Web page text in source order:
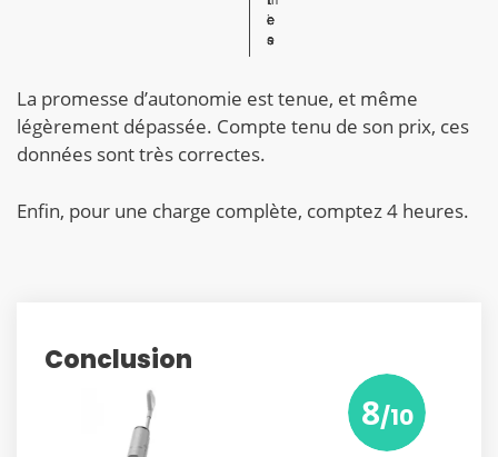
i
e
e
s
e
s
e
s
e
s
La promesse d’autonomie est tenue, et même
légèrement dépassée. Compte tenu de son prix, ces
données sont très correctes.
Enfin, pour une charge complète, comptez 4 heures.
Conclusion
8/10